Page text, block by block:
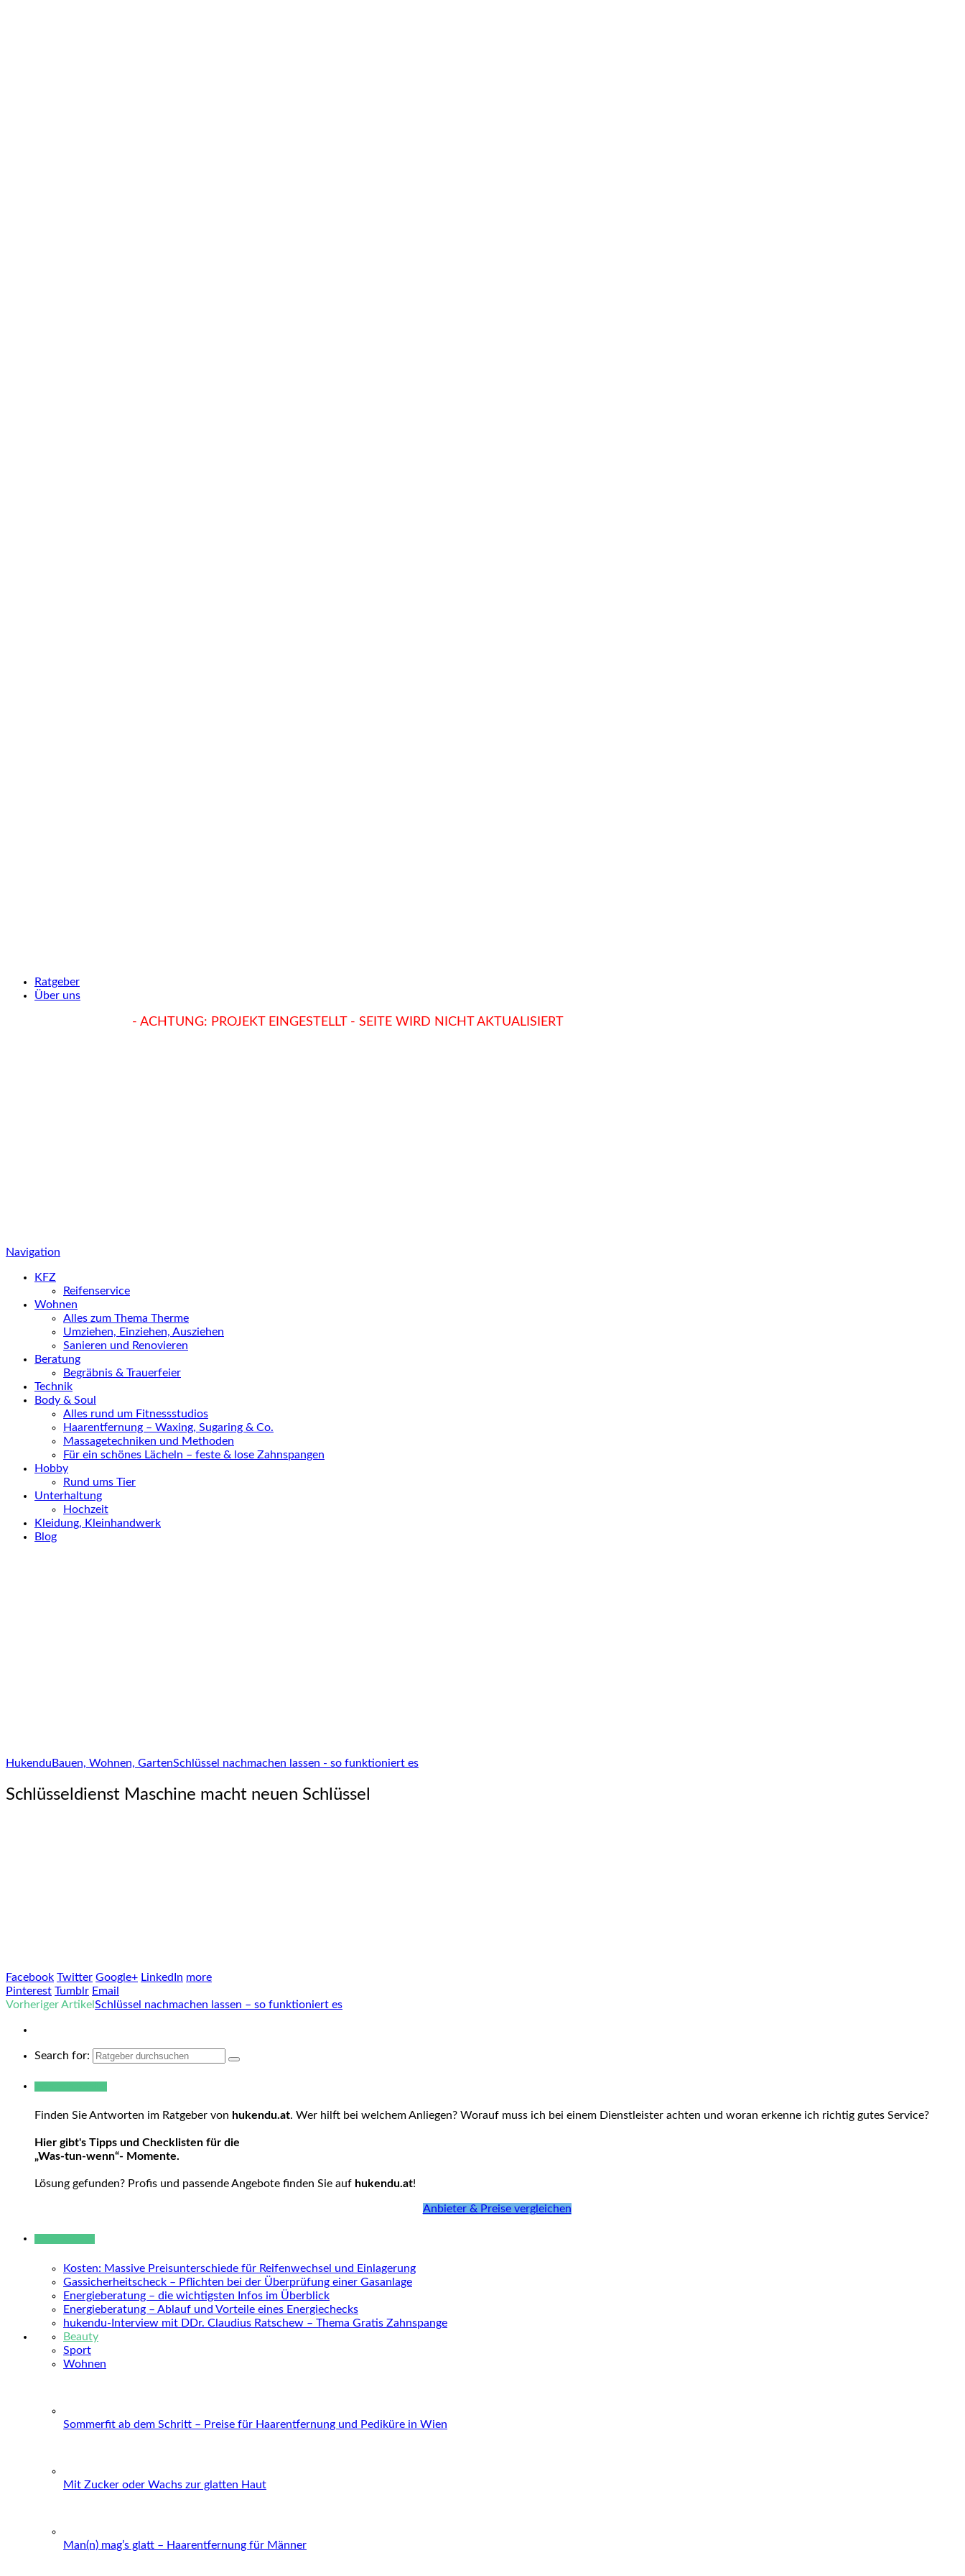
Ratgeber
Über uns
- ACHTUNG: PROJEKT EINGESTELLT - SEITE WIRD NICHT AKTUALISIERT
Navigation
KFZ
Reifenservice
Wohnen
Alles zum Thema Therme
Umziehen, Einziehen, Ausziehen
Sanieren und Renovieren
Beratung
Begräbnis & Trauerfeier
Technik
Body & Soul
Alles rund um Fitnessstudios
Haarentfernung – Waxing, Sugaring & Co.
Massagetechniken und Methoden
Für ein schönes Lächeln – feste & lose Zahnspangen
Hobby
Rund ums Tier
Unterhaltung
Hochzeit
Kleidung, Kleinhandwerk
Blog
Hukendu Bauen, Wohnen, GartenSchlüssel nachmachen lassen - so funktioniert es
Schlüsseldienst Maschine macht neuen Schlüssel
Facebook Twitter Google+ LinkedIn more
Pinterest Tumblr Email
Vorheriger Artikel Schlüssel nachmachen lassen – so funktioniert es
Search for:
Finden Sie Antworten im Ratgeber von hukendu.at. Wer hilft bei welchem Anliegen? Worauf muss ich bei einem Dienstleister achten und woran erkenne ich richtig gutes Service?
Hier gibt's Tipps und Checklisten für die
„Was-tun-wenn“- Momente.
Lösung gefunden? Profis und passende Angebote finden Sie auf hukendu.at!
Anbieter & Preise vergleichen
Kosten: Massive Preisunterschiede für Reifenwechsel und Einlagerung
Gassicherheitscheck – Pflichten bei der Überprüfung einer Gasanlage
Energieberatung – die wichtigsten Infos im Überblick
Energieberatung – Ablauf und Vorteile eines Energiechecks
hukendu-Interview mit DDr. Claudius Ratschew – Thema Gratis Zahnspange
Beauty
Sport
Wohnen
Sommerfit ab dem Schritt – Preise für Haarentfernung und Pediküre in Wien
Mit Zucker oder Wachs zur glatten Haut
Man(n) mag’s glatt – Haarentfernung für Männer